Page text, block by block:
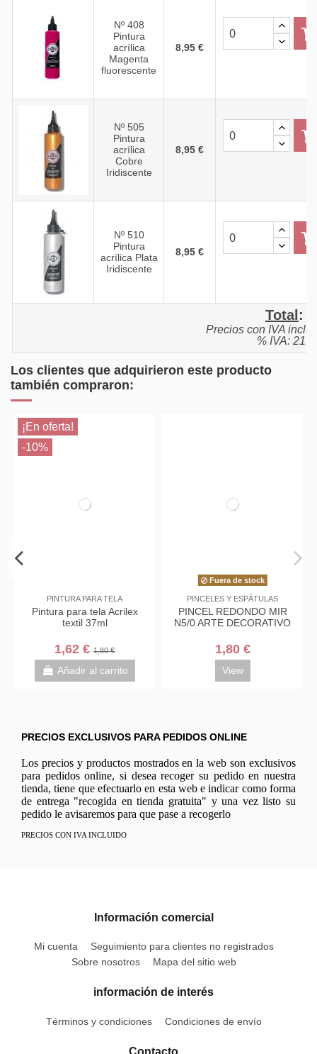
Nº 408
Pintura
acrílica
Magenta
fluorescente
8,95 €
Nº 505
Pintura
acrílica
Cobre
Iridiscente
8,95 €
Nº 510
Pintura
acrílica Plata
Iridiscente
8,95 €
Total :
Precios con IVA
% IVA:
Los clientes que adquirieron este producto
también compraron:
¡En oferta!
-10%
PINTURA PARA TELA
Pintura para tela Acrilex
textil 37ml
1,62 € 1,80 €
Añadir al carrito
Fuera de stock
PINCELES Y ESPÁTULAS
PINCEL REDONDO MIR
N5/0 ARTE DECORATIVO
1,80 €
View
PRECIOS EXCLUSIVOS PARA PEDIDOS ONLINE
Los precios y productos mostrados en la web son exclusivos
para pedidos online, si desea recoger su pedido en nuestra
tienda, tiene que efectuarlo en esta web e indicar como forma
de entrega "recogida en tienda gratuita" y una vez listo su
pedido le avisaremos para que pase a recogerlo
PRECIOS CON IVA INCLUIDO
Información comercial
Mi cuenta
Seguimiento para clientes no registrados
Sobre nosotros
Mapa del sitio web
información de interés
Términos y condiciones Condiciones de envío
Contacto